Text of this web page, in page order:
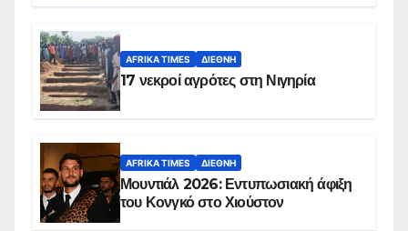
AFRIKA TIMES ΔΙΕΘΝΉ
17 νεκροί αγρότες στη Νιγηρία
AFRIKA TIMES ΔΙΕΘΝΉ
Μουντιάλ 2026: Εντυπωσιακή άφιξη
του Κονγκό στο Χιούστον